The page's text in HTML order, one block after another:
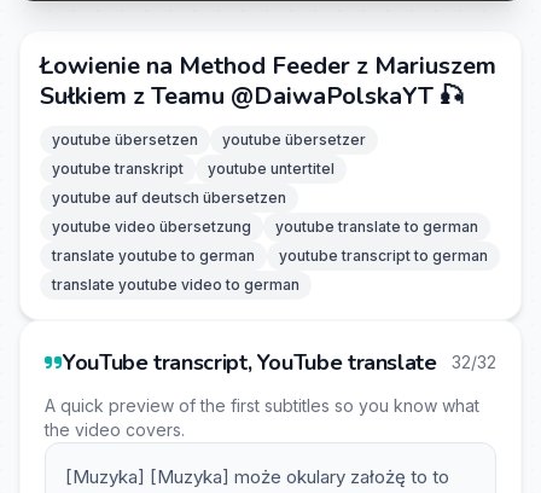
Łowienie na Method Feeder z Mariuszem
Sułkiem z Teamu ‪@DaiwaPolskaYT‬ 🎣
youtube übersetzen
youtube übersetzer
youtube transkript
youtube untertitel
youtube auf deutsch übersetzen
youtube video übersetzung
youtube translate to german
translate youtube to german
youtube transcript to german
translate youtube video to german
YouTube transcript, YouTube translate 32/32
A quick preview of the first subtitles so you know what
the video covers.
[Muzyka] [Muzyka] może okulary założę to to